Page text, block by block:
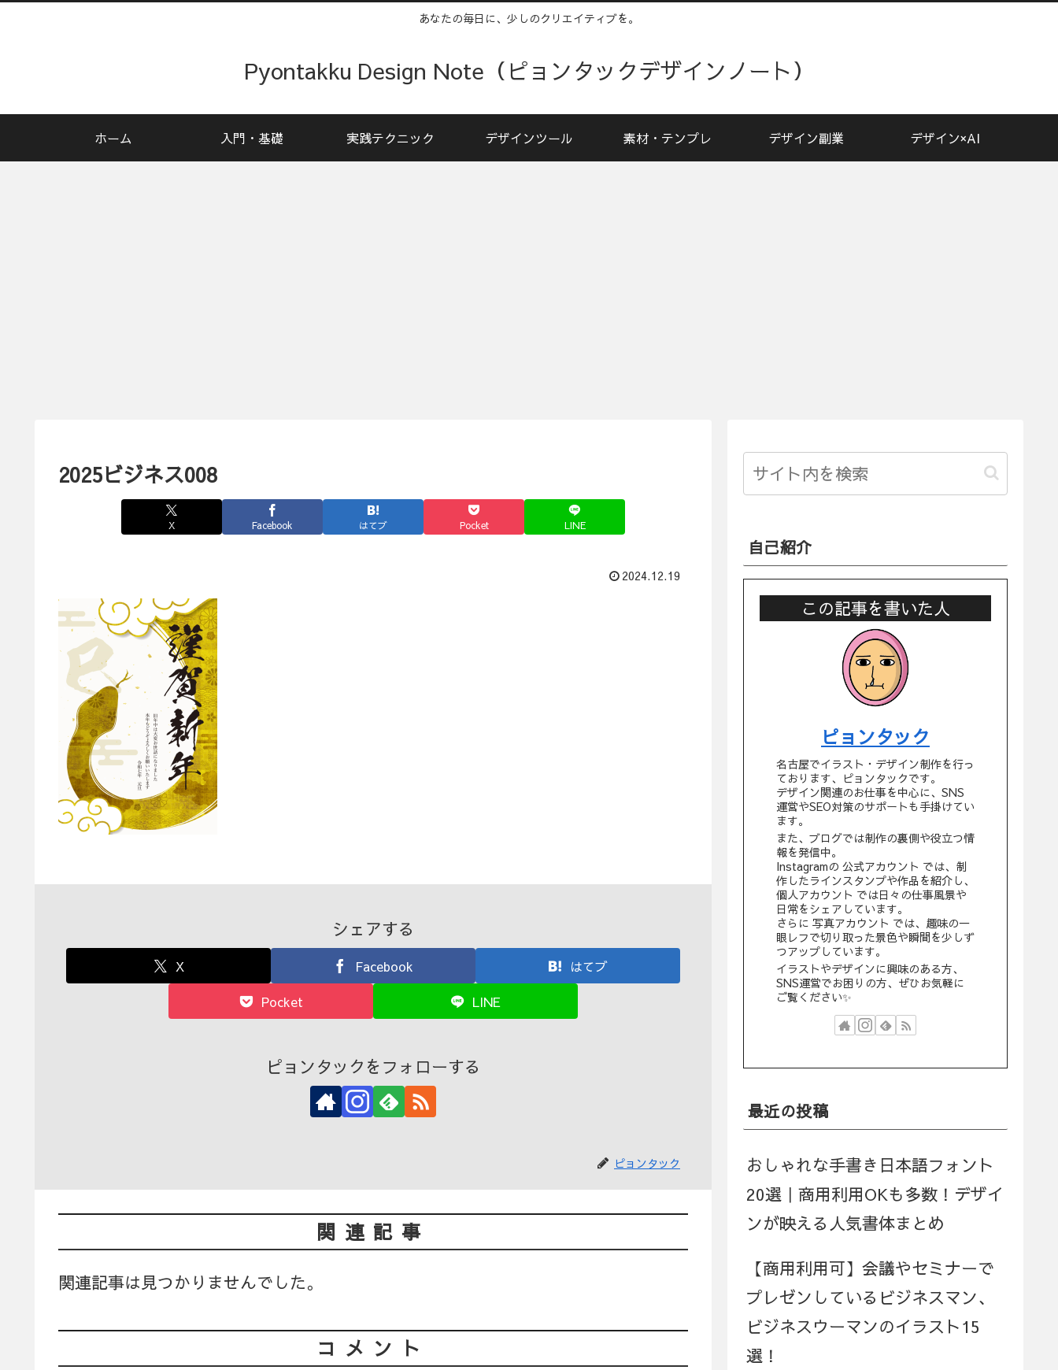
あなたの毎日に、少しのクリエイティブを。
Pyontakku Design Note（ピョンタックデザインノート）
ホーム 入門・基礎 実践テクニック デザインツール 素材・テンプレ デザイン副業 デザイン×AI
2025ビジネス008
X Facebook はてブ Pocket LINE
2024.12.19
シェアする
X Facebook はてブ
Pocket LINE
ピョンタックをフォローする
ピョンタック
関連記事
関連記事は見つかりませんでした。
コメント
自己紹介
この記事を書いた人
ピョンタック
名古屋でイラスト・デザイン制作を行っ
ております、ピョンタックです。
デザイン関連のお仕事を中心に、SNS
運営やSEO対策のサポートも手掛けてい
ます。
また、ブログでは制作の裏側や役立つ情
報を発信中。
Instagramの 公式アカウント では、制
作したラインスタンプや作品を紹介し、
個人アカウント では日々の仕事風景や
日常をシェアしています。
さらに 写真アカウント では、趣味の一
眼レフで切り取った景色や瞬間を少しず
つアップしています。
イラストやデザインに興味のある方、
SNS運営でお困りの方、ぜひお気軽に
ご覧ください✨
最近の投稿
おしゃれな手書き日本語フォント
20選｜商用利用OKも多数！デザイ
ンが映える人気書体まとめ
【商用利用可】会議やセミナーで
プレゼンしているビジネスマン、
ビジネスウーマンのイラスト15
選！